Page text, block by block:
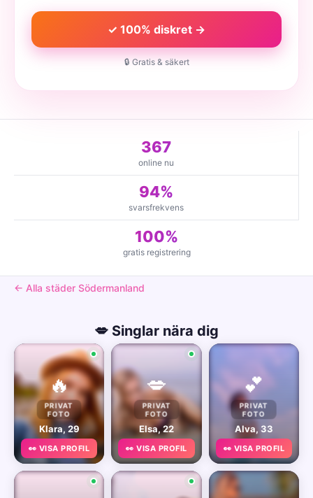
✓ 100% diskret →
🔒 Gratis & säkert
367
online nu
94%
svarsfrekvens
100%
gratis registrering
← Alla städer Södermanland
💋 Singlar nära dig
🔥
PRIVAT
FOTO
Klara, 29
👀 VISA PROFIL
💋
PRIVAT
FOTO
Elsa, 22
👀 VISA PROFIL
💕
PRIVAT
FOTO
Alva, 33
👀 VISA PROFIL